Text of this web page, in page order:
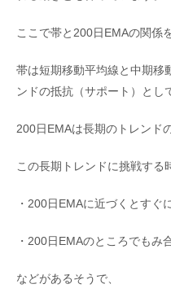
ここで帯と200日EMAの関係
帯は短期移動平均線と中期移
ンドの抵抗（サポート）とし
200日EMAは長期のトレンド
この長期トレンドに挑戦する
・200日EMAに近づくとすぐ
・200日EMAのところでもみ
などがあるそうで、